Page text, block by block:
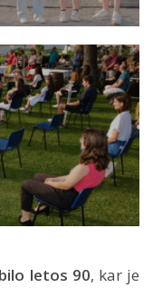
letos 90, kar je